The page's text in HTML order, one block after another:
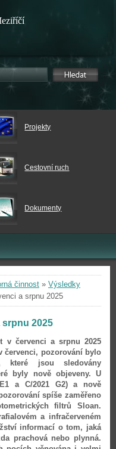
Projekty
Cestovní ruch
Dokumenty
činnost » Výsledky
a srpnu 2025
srpnu 2025
v červenci a srpnu 2025
červenci, pozorování bylo
které jsou sledovány
byly nově objeveny. U
a C/2021 G2) a nově
spíše zaměřeno
filtrů Sloan.
a infračerveném
informací o tom, jaká
prachová nebo plynná.